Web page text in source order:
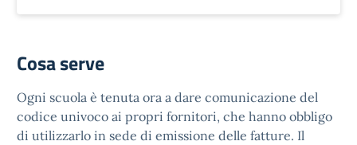
Cosa serve
Ogni scuola è tenuta ora a dare comunicazione del
codice univoco ai propri fornitori, che hanno obbligo
di utilizzarlo in sede di emissione delle fatture. Il